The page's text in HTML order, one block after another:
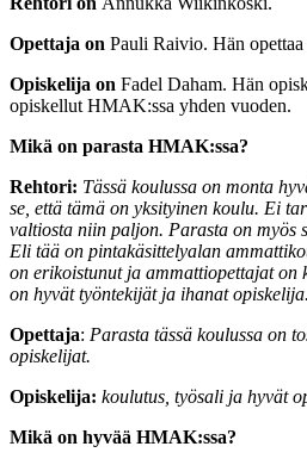
Opettaja on Pauli Raivio. Hän
Opiskelija on Fadel Daham. Hän
opiskellut HMAK:ssa yhden vuoden.
Mikä on parasta HMAK:ssa?
Rehtori: Tässä koulussa on monta
se, että tämä on yksityinen koulu. Ei
valtiosta niin paljon. Parasta on myös
Eli tää on pintakäsittelyalan
on erikoistunut ja ammattiopettajat
on hyvät työntekijät ja ihanat opiskelija.
Opettaja: Parasta tässä koulussa on
opiskelijat.
Opiskelija: koulutus, työsali ja hyvät
Mikä on hyvää HMAK:ssa?